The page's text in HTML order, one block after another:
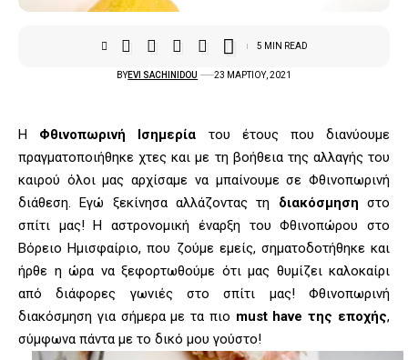
BYEVI SACHINIDOU 23 ΜΑΡΤΊΟΥ, 2021
5 MIN READ
Η Φθινοπωρινή Ισημερία του έτους που διανύουμε
πραγματοποιήθηκε χτες και με τη βοήθεια της αλλαγής του
καιρού όλοι μας αρχίσαμε να μπαίνουμε σε Φθινοπωρινή
διάθεση. Εγώ ξεκίνησα αλλάζοντας τη διακόσμηση στο
σπίτι μας! Η αστρονομική έναρξη του Φθινοπώρου στο
Βόρειο Ημισφαίριο, που ζούμε εμείς, σηματοδοτήθηκε και
ήρθε η ώρα να ξεφορτωθούμε ότι μας θυμίζει καλοκαίρι
από διάφορες γωνιές στο σπίτι μας! Φθινοπωρινή
διακόσμηση για σήμερα με τα πιο must have της εποχής,
σύμφωνα πάντα με το δικό μου γούστο!